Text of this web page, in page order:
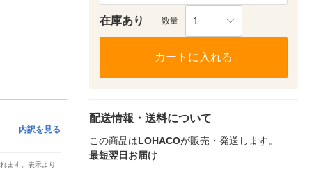
内訳を見る
ます。表示より
在庫あり 数量 1
カートに入れる
配送情報・送料について
この商品はLOHACOが販売・発送します。
最短翌日お届け